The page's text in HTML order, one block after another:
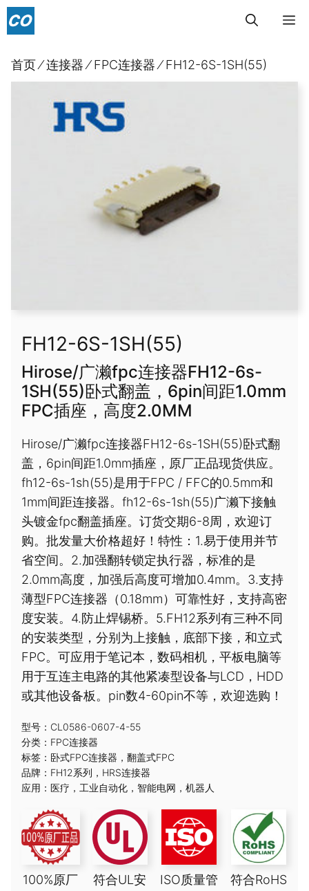
跳
至
容
菜
首页⁄连接器⁄FPC连接器⁄FH12-6S-1SH(55)
FH12-6S-1SH(55)
Hirose/广濑fpc连接器FH12-6s-
1SH(55)卧式翻盖，6pin间距1.0mm
FPC插座，高度2.0MM
Hirose/广濑fpc连接器FH12-6s-1SH(55)卧式翻
盖，6pin间距1.0mm插座，原厂正品现货供应。
fh12-6s-1sh(55)是用于FPC / FFC的0.5mm和
1mm间距连接器。fh12-6s-1sh(55)广濑下接触
头镀金fpc翻盖插座。订货交期6-8周，欢迎订
购。批发量大价格超好！特性：1.易于使用并节
省空间。2.加强翻转锁定执行器，标准的是
2.0mm高度，加强后高度可增加0.4mm。3.支持
薄型FPC连接器（0.18mm）可靠性好，支持高密
度安装。4.防止焊锡桥。5.FH12系列有三种不同
的安装类型，分别为上接触，底部下接，和立式
FPC。可应用于笔记本，数码相机，平板电脑等
用于互连主电路的其他紧凑型设备与LCD，HDD
或其他设备板。pin数4-60pin不等，欢迎选购！
型号：CL0586-0607-4-55
分类： FPC连接器
标签： 卧式FPC连接器 ， 翻盖式FPC
品牌： FH12系列 ， HRS连接器
应用： 医疗 ， 工业自动化 ， 智能电网 ， 机器人
100%原厂
符合UL安
ISO质量管
符合RoHS